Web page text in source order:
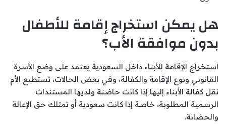
هل يمكن استخراج إقامة للأطفال
بدون موافقة الأب؟
استخراج الإقامة للأبناء داخل السعودية يعتمد على وضع الأسرة
القانوني ونوع الإقامة والكفالة، وفي بعض الحالات، تستطيع الأم
نقل كفالة الأبناء إليها إذا كانت حاضنة ولديها المستندات
الرسمية المطلوبة، خاصة إذا كانت سعودية أو تمتلك حق الإعالة
والحضانة.